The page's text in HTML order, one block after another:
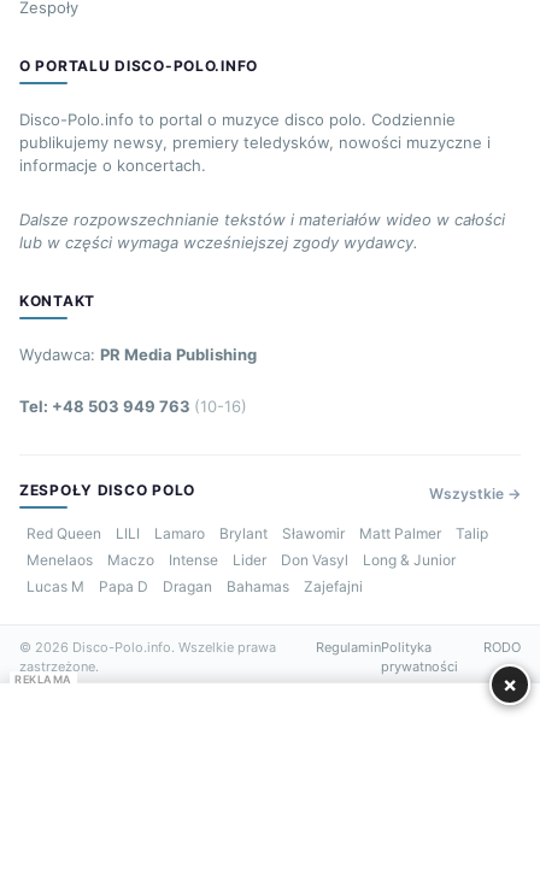
Zespoły
O PORTALU DISCO-POLO.INFO
Disco-Polo.info to portal o muzyce disco polo. Codziennie
publikujemy newsy, premiery teledysków, nowości muzyczne i
informacje o koncertach.
Dalsze rozpowszechnianie tekstów i materiałów wideo w całości
lub w części wymaga wcześniejszej zgody wydawcy.
KONTAKT
Wydawca: PR Media Publishing
Tel: +48 503 949 763 (10-16)
ZESPOŁY DISCO POLO Wszystkie →
Red Queen LILI Lamaro Brylant Sławomir Matt Palmer
Talip
Menelaos
Maczo Intense Lider Don Vasyl
Long & Junior
Lucas M
Papa D Dragan Bahamas Zajefajni
© 2026 Disco-Polo.info. Wszelkie prawa
zastrzeżone.
RegulaminPolityka
prywatności
RODO
REKLAMA ×